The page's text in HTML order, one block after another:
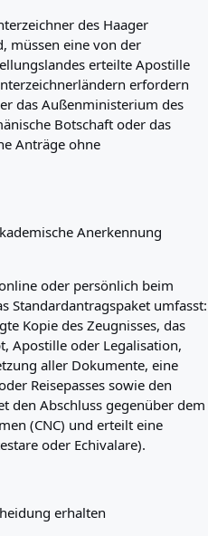
des Haager
müssen eine von der
erteilte Apostille
erfordern
das Außenministerium des
Botschaft oder das
Anträge ohne
Anerkennung
oder persönlich beim
Standardantragspaket umfasst:
Kopie des Zeugnisses, das
Apostille oder Legalisation,
aller Dokumente, eine
Reisepasses sowie den
den Abschluss gegenüber dem
(CNC) und erteilt eine
oder Echivalare).
erhalten